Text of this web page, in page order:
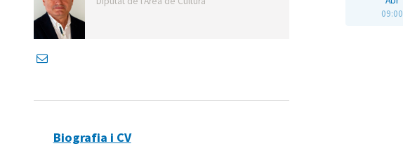
Biografia i CV
09:00